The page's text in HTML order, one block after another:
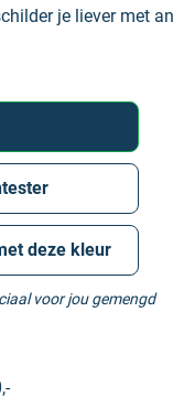
je liever met
deze kleur
voor jou gemengd